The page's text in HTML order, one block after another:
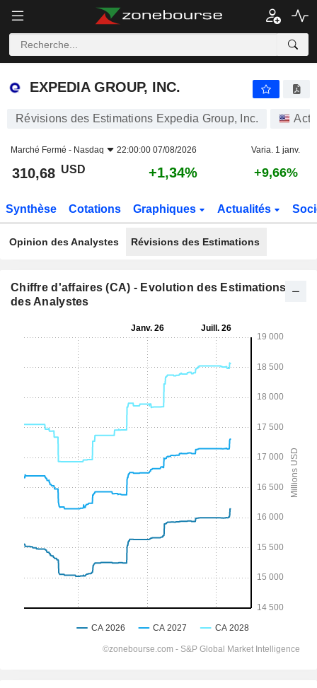
EXPEDIA GROUP, INC.
EXPEDIA GROUP, INC.
Révisions des Estimations Expedia Group, Inc.
Marché Fermé - Nasdaq 22:00:00 07/08/2026 Varia. 1 janv.
310,68 USD +1,34% +9,66%
Synthèse Cotations Graphiques Actualités
Opinion des Analystes Révisions des Estimations
Chiffre d'affaires (CA) - Evolution des Estimations
des Analystes